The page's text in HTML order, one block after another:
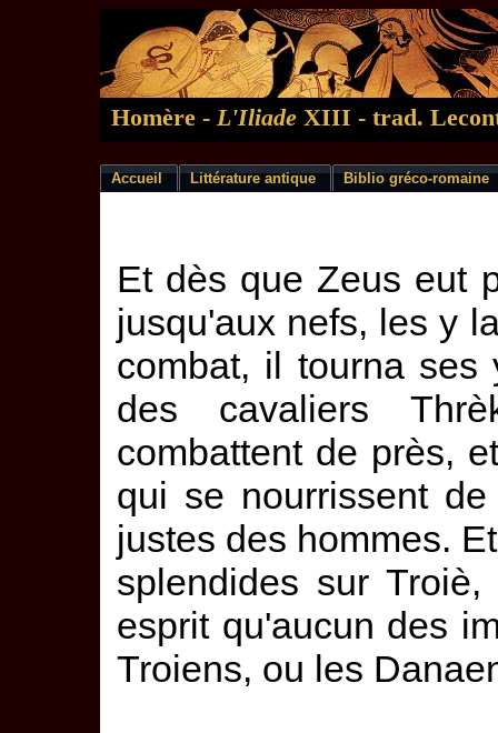
Homère - L'Iliade XIII - trad.
Accueil Littérature antique Biblio gréco-romaine
Et dès que Zeus eut
jusqu'aux nefs, les y
combat, il tourna ses
des cavaliers
combattent de près,
qui se nourrissent
justes des hommes.
splendides sur
esprit qu'aucun des
Troiens, ou les